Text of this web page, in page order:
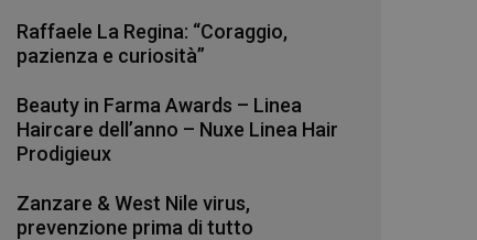
Raffaele La Regina: “Coraggio,
pazienza e curiosità”
Beauty in Farma Awards – Linea
Haircare dell’anno – Nuxe Linea Hair
Prodigieux
Zanzare & West Nile virus,
prevenzione prima di tutto